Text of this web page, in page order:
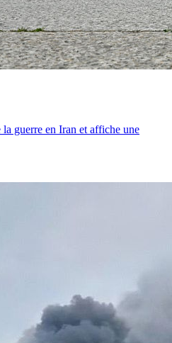
guerre en Iran et affiche une